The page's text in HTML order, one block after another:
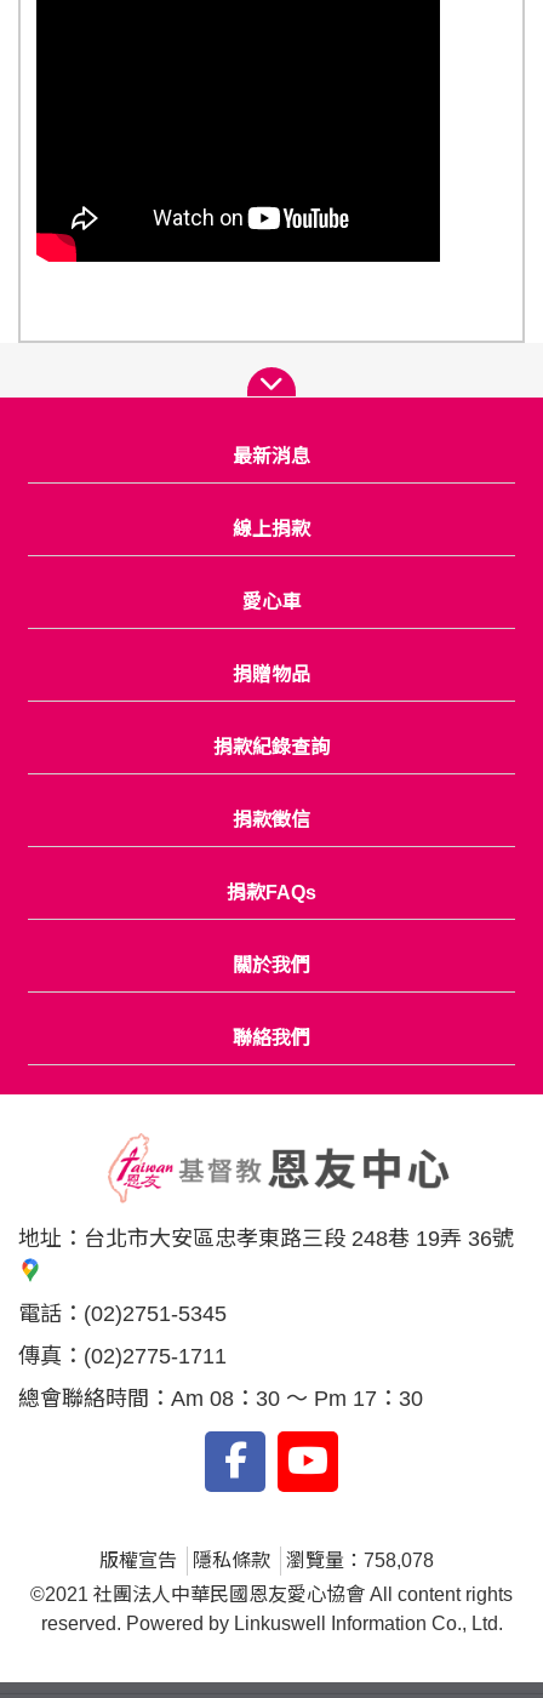
最新消息
線上捐款
愛心車
捐贈物品
捐款紀錄查詢
捐款徵信
捐款FAQs
關於我們
聯絡我們
地址： 台北市大安區忠孝東路三段 248巷 19弄 36號
電話： (02)2751-5345
傳真： (02)2775-1711
總會聯絡時間：Am 08：30 ～ Pm 17：30
版權宣告 隱私條款
瀏覽量：758,078
©2021 社團法人中華民國恩友愛心協會 All content rights
reserved. Powered by Linkuswell Information Co., Ltd.